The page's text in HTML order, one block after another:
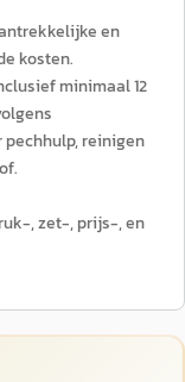
en
kosten.
minimaal 12
pechhulp, reinigen
, zet-, prijs-, en